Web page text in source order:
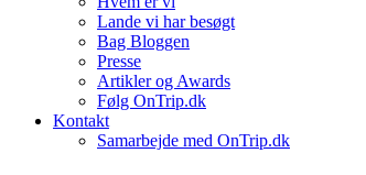
Lande vi har besøgt
Bag Bloggen
Presse
Artikler og Awards
Følg OnTrip.dk
Kontakt
Samarbejde med OnTrip.dk